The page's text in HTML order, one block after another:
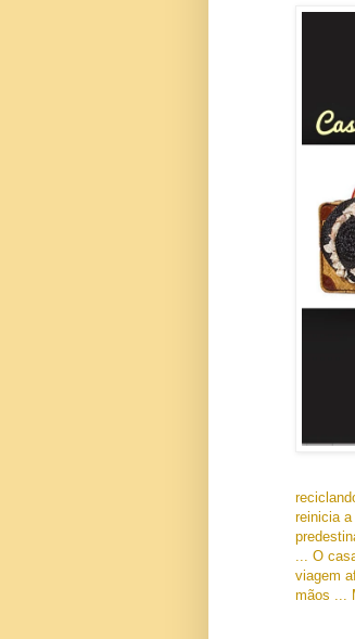
reinicia
... O
viagem
mãos ...